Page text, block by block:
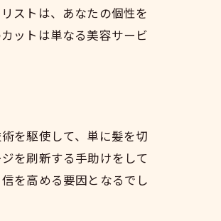
ストは、あなたの個性を
ットは単なる美容サービ
を駆使して、単に髪を切
を刷新する手助けをして
を高める要因となるでし